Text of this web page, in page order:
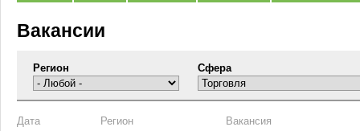
Вакансии
Регион Сфера
Дата Регион Вакансия